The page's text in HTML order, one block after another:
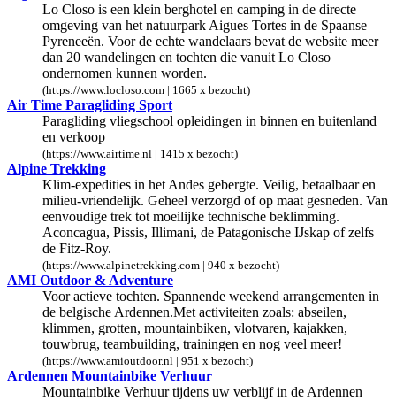
Lo Closo is een klein berghotel en camping in de directe
omgeving van het natuurpark Aigues Tortes in de Spaanse
Pyreneeën. Voor de echte wandelaars bevat de website meer
dan 20 wandelingen en tochten die vanuit Lo Closo
ondernomen kunnen worden.
(https://www.locloso.com | 1665 x bezocht)
Air Time Paragliding Sport
Paragliding vliegschool opleidingen in binnen en buitenland
en verkoop
(https://www.airtime.nl | 1415 x bezocht)
Alpine Trekking
Klim-expedities in het Andes gebergte. Veilig, betaalbaar en
milieu-vriendelijk. Geheel verzorgd of op maat gesneden. Van
eenvoudige trek tot moeilijke technische beklimming.
Aconcagua, Pissis, Illimani, de Patagonische IJskap of zelfs
de Fitz-Roy.
(https://www.alpinetrekking.com | 940 x bezocht)
AMI Outdoor & Adventure
Voor actieve tochten. Spannende weekend arrangementen in
de belgische Ardennen.Met activiteiten zoals: abseilen,
klimmen, grotten, mountainbiken, vlotvaren, kajakken,
touwbrug, teambuilding, trainingen en nog veel meer!
(https://www.amioutdoor.nl | 951 x bezocht)
Ardennen Mountainbike Verhuur
Mountainbike Verhuur tijdens uw verblijf in de Ardennen